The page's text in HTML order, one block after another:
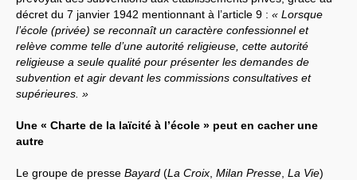
décret du 7 janvier 1942 mentionnant à l’article 9 : « Lorsque
l’école (privée) se reconnaît un caractère confessionnel et
relève comme telle d’une autorité religieuse, cette autorité
religieuse a seule qualité pour présenter les demandes de
subvention et agir devant les commissions consultatives et
supérieures. »
Une « Charte de la laïcité à l’école » peut en cacher une
autre
Le groupe de presse Bayard (La Croix Milan Presse La Vie)